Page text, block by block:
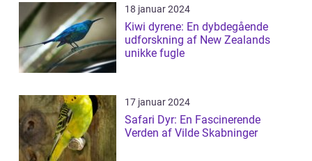
18 januar 2024
Kiwi dyrene: En dybdegående
udforskning af New Zealands
unikke fugle
17 januar 2024
Safari Dyr: En Fascinerende
Verden af Vilde Skabninger